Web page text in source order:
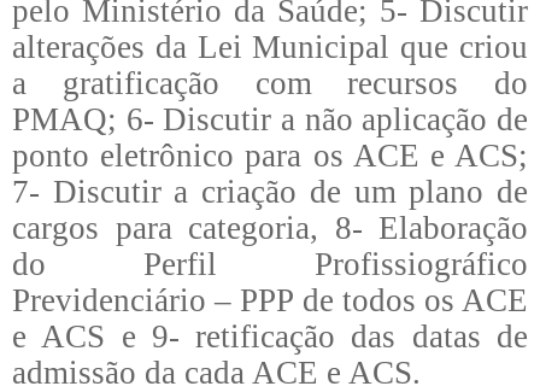
pelo Ministério da Saúde; 5- Discutir
alterações da Lei Municipal que criou
a gratificação com recursos do
PMAQ; 6- Discutir a não aplicação de
ponto eletrônico para os ACE e ACS;
7- Discutir a criação de um plano de
cargos para categoria, 8- Elaboração
do Perfil Profissiográfico
Previdenciário – PPP de todos os ACE
e ACS e 9- retificação das datas de
admissão da cada ACE e ACS.